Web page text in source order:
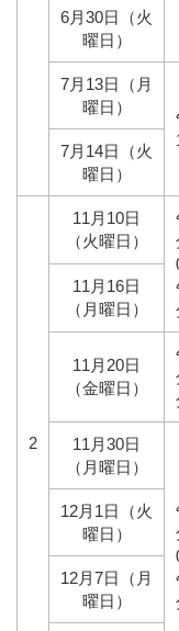
6月30日（火
曜日）
7月13日（月
曜日）
7月14日（火
曜日）
2
11月10日
（火曜日）
11月16日
（月曜日）
11月20日
（金曜日）
11月30日
（月曜日）
12月1日（火
曜日）
12月7日（月
曜日）